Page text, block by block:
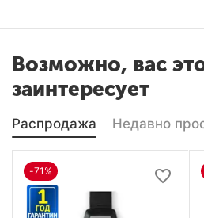
Возможно, вас
заинтересует
Распродажа Недавно
-71%